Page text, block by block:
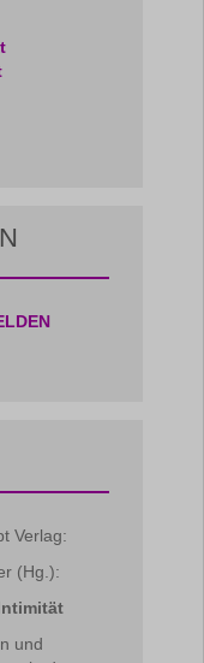
Verlag:
(Hg.):
und